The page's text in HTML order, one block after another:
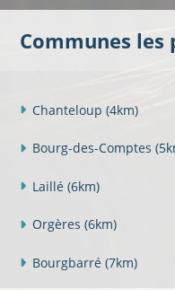
Communes les
Chanteloup (4km)
Bourg-des-Comptes
Laillé (6km)
Orgères (6km)
Bourgbarré (7km)